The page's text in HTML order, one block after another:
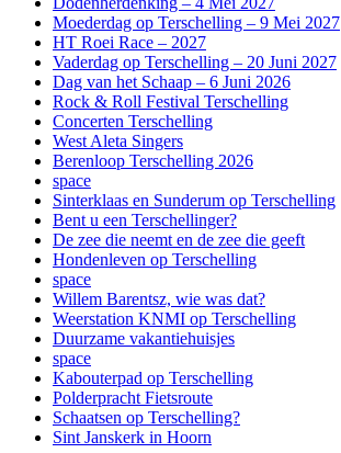
Moederdag op Terschelling – 9 Mei 2027
HT Roei Race – 2027
Vaderdag op Terschelling – 20 Juni 2027
Dag van het Schaap – 6 Juni 2026
Rock & Roll Festival Terschelling
Concerten Terschelling
West Aleta Singers
Berenloop Terschelling 2026
space
Sinterklaas en Sunderum op Terschelling
Bent u een Terschellinger?
De zee die neemt en de zee die geeft
Hondenleven op Terschelling
space
Willem Barentsz, wie was dat?
Weerstation KNMI op Terschelling
Duurzame vakantiehuisjes
space
Kabouterpad op Terschelling
Polderpracht Fietsroute
Schaatsen op Terschelling?
Sint Janskerk in Hoorn